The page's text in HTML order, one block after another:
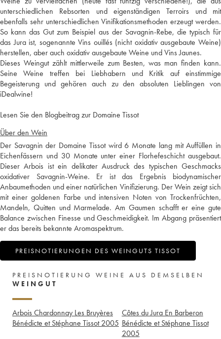
unterschiedlichen Rebsorten und eigenständigen Terroirs und mit
ebenfalls sehr unterschiedlichen Vinifikationsmethoden erzeugt werden.
So kann das Gut zum Beispiel aus der Savagnin-Rebe, die typisch für
das Jura ist, sogenannte Vins ouillés (nicht oxidativ ausgebaute Weine)
herstellen, aber auch oxidativ ausgebaute Weine und Vins Jaunes.
Dieses Weingut zählt mittlerweile zum Besten, was man finden kann.
Seine Weine treffen bei Liebhabern und Kritik auf einstimmige
Begeisterung und gehören auch zu den absoluten Lieblingen von
iDealwine!
Lesen Sie den Blogbeitrag zur Domaine Tissot
Über den Wein
Der Savagnin der Domaine Tissot wird 6 Monate lang mit Auffüllen in
Eichenfässern und 30 Monate unter einer Florhefeschicht ausgebaut.
Dieser Arbois ist ein delikater Ausdruck des typischen Geschmacks
oxidativer Savagnin-Weine. Er ist das Ergebnis biodynamischer
Anbaumethoden und einer natürlichen Vinifizierung. Der Wein zeigt sich
mit einer goldenen Farbe und intensiven Noten von Trockenfrüchten,
Mandeln, Quitten und Marmelade. Am Gaumen schafft er eine gute
Balance zwischen Finesse und Geschmeidigkeit. Im Abgang präsentiert
er das bereits bekannte Aromaspektrum.
PREISNOTIERUNGEN DES WEINGUTS TISSOT
PREISNOTIERUNG WEINE AUS DEMSELBEN
WEINGUT
Arbois Chardonnay Les Bruyères
Bénédicte et Stéphane Tissot 2005
Côtes du Jura En Barberon
Bénédicte et Stéphane Tissot
2005